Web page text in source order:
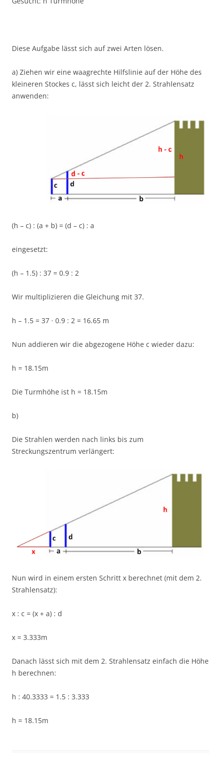
Diese Aufgabe lässt sich auf zwei Arten lösen.
a) Ziehen wir eine waagrechte Hilfslinie auf der Höhe des
kleineren Stockes c, lässt sich leicht der 2. Strahlensatz
anwenden:
(h – c) : (a + b) = (d – c) : a
eingesetzt:
(h – 1.5) : 37 = 0.9 : 2
Wir multiplizieren die Gleichung mit 37.
h – 1.5 = 37 · 0.9 : 2 = 16.65 m
Nun addieren wir die abgezogene Höhe c wieder dazu:
h = 18.15m
Die Turmhöhe ist h = 18.15m
b)
Die Strahlen werden nach links bis zum
Streckungszentrum verlängert:
Nun wird in einem ersten Schritt x berechnet (mit dem 2.
Strahlensatz):
x : c = (x + a) : d
x = 3.333m
Danach lässt sich mit dem 2. Strahlensatz einfach die Höhe
h berechnen:
h : 40.3333 = 1.5 : 3.333
h = 18.15m